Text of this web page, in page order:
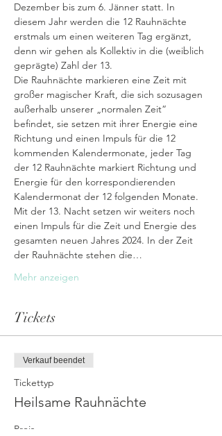
Dezember bis zum 6. Jänner statt. In
diesem Jahr werden die 12 Rauhnächte
erstmals um einen weiteren Tag ergänzt,
denn wir gehen als Kollektiv in die (weiblich
geprägte) Zahl der 13.
Die Rauhnächte markieren eine Zeit mit
großer magischer Kraft, die sich sozusagen
außerhalb unserer „normalen Zeit“
befindet, sie setzen mit ihrer Energie eine
Richtung und einen Impuls für die 12
kommenden Kalendermonate, jeder Tag
der 12 Rauhnächte markiert Richtung und
Energie für den korrespondierenden
Kalendermonat der 12 folgenden Monate.
Mit der 13. Nacht setzen wir weiters noch
einen Impuls für die Zeit und Energie des
gesamten neuen Jahres 2024. In der Zeit
der Rauhnächte stehen die…
Mehr anzeigen
Tickets
Verkauf beendet
Tickettyp
Heilsame Rauhnächte
Preis